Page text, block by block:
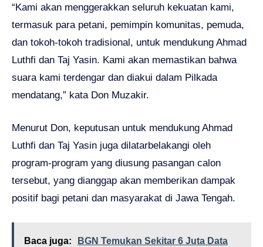
“Kami akan menggerakkan seluruh kekuatan kami,
termasuk para petani, pemimpin komunitas, pemuda,
dan tokoh-tokoh tradisional, untuk mendukung Ahmad
Luthfi dan Taj Yasin. Kami akan memastikan bahwa
suara kami terdengar dan diakui dalam Pilkada
mendatang,” kata Don Muzakir.
Menurut Don, keputusan untuk mendukung Ahmad
Luthfi dan Taj Yasin juga dilatarbelakangi oleh
program-program yang diusung pasangan calon
tersebut, yang dianggap akan memberikan dampak
positif bagi petani dan masyarakat di Jawa Tengah.
Baca juga:
BGN Temukan Sekitar 6 Juta Data